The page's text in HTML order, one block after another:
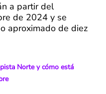
a partir del
de 2024 y se
aproximado de diez
Norte y cómo está